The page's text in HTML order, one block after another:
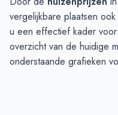
vergelijkbare plaatsen
u een effectief kader
overzicht van de huidige
onderstaande grafieken